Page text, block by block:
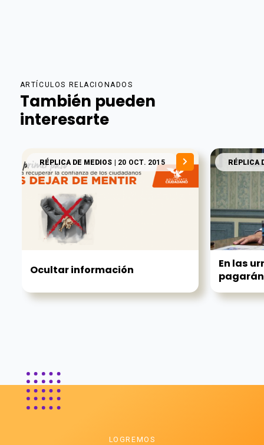
ARTÍCULOS RELACIONADOS
También pueden
interesarte
RÉPLICA DE MEDIOS | 20 OCT. 2015
Ocultar información
RÉPLICA
En las
LOGREMOS